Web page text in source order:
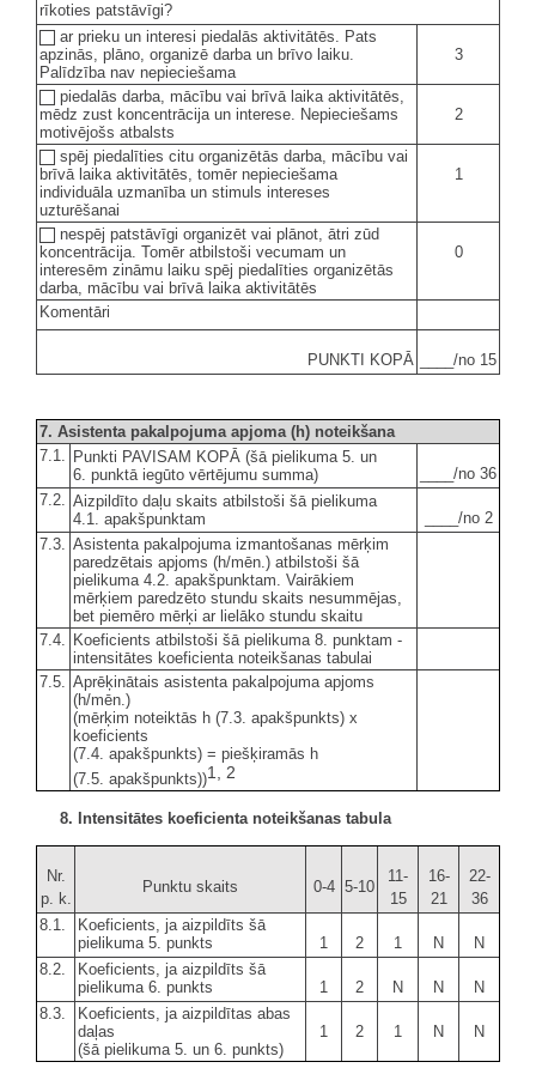
rīkoties patstāvīgi?
ar prieku un interesi piedalās aktivitātēs. Pats
apzinās, plāno, organizē darba un brīvo laiku.
Palīdzība nav nepieciešama
3
piedalās darba, mācību vai brīvā laika aktivitātēs,
mēdz zust koncentrācija un interese. Nepieciešams
motivējošs atbalsts
2
spēj piedalīties citu organizētās darba, mācību vai
brīvā laika aktivitātēs, tomēr nepieciešama
individuāla uzmanība un stimuls intereses
uzturēšanai
1
nespēj patstāvīgi organizēt vai plānot, ātri zūd
koncentrācija. Tomēr atbilstoši vecumam un
interesēm zināmu laiku spēj piedalīties organizētās
darba, mācību vai brīvā laika aktivitātēs
0
Komentāri
PUNKTI KOPĀ ____/no 15
7. Asistenta pakalpojuma apjoma (h) noteikšana
7.1. Punkti PAVISAM KOPĀ (šā pielikuma 5. un
6. punktā iegūto vērtējumu summa)
____/no 36
7.2. Aizpildīto daļu skaits atbilstoši šā pielikuma
4.1. apakšpunktam
____/no 2
7.3. Asistenta pakalpojuma izmantošanas mērķim
paredzētais apjoms (h/mēn.) atbilstoši šā
pielikuma 4.2. apakšpunktam. Vairākiem
mērķiem paredzēto stundu skaits nesummējas,
bet piemēro mērķi ar lielāko stundu skaitu
7.4. Koeficients atbilstoši šā pielikuma 8. punktam -
intensitātes koeficienta noteikšanas tabulai
7.5. Aprēķinātais asistenta pakalpojuma apjoms
(h/mēn.)
(mērķim noteiktās h (7.3. apakšpunkts) x
koeficients
(7.4. apakšpunkts) = piešķiramās h
(7.5. apakšpunkts))1, 2
8. Intensitātes koeficienta noteikšanas tabula
Nr.
p. k.
Punktu skaits 0-4 5-10
11-
15
16-
21
22-
36
8.1.
Koeficients, ja aizpildīts šā
pielikuma 5. punkts
1 2 1 N
N
8.2.
Koeficients, ja aizpildīts šā
pielikuma 6. punkts
1 2 N N
N
8.3.
Koeficients, ja aizpildītas abas
daļas
(šā pielikuma 5. un 6. punkts)
1 2 1 N N